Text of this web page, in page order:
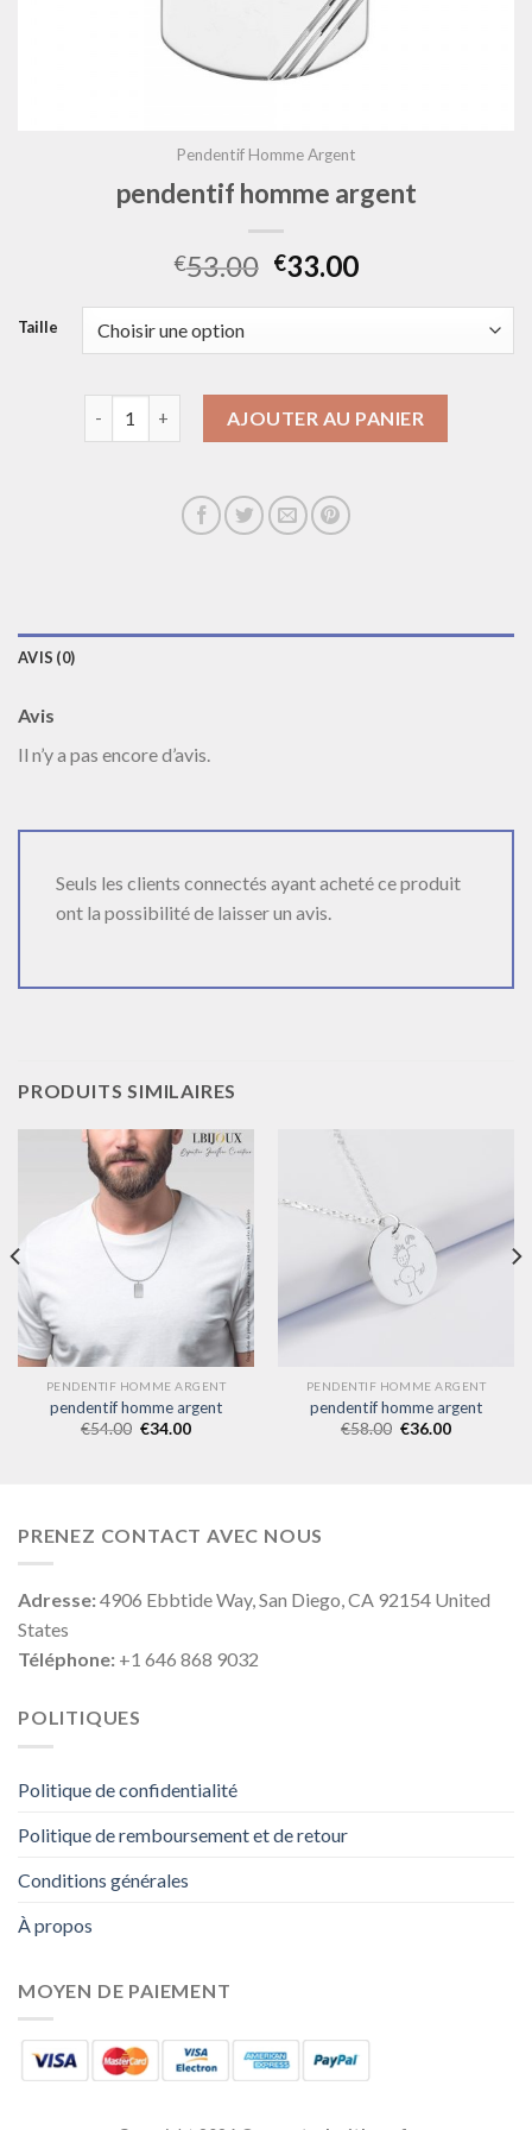
Pendentif Homme Argent
pendentif homme argent
€53.00 €33.00
Taille
AJOUTER AU PANIER
AVIS (0)
Avis
Il n’y a pas encore d’avis.
Seuls les clients connectés ayant acheté ce produit
ont la possibilité de laisser un avis.
PRODUITS SIMILAIRES
PENDENTIF HOMME ARGENT
pendentif homme argent
€54.00 €34.00
PENDENTIF HOMME ARGENT
pendentif homme argent
€58.00 €36.00
PRENEZ CONTACT AVEC NOUS
Adresse:4906 Ebbtide Way, San Diego, CA 92154 United
States
Téléphone: +1 646 868 9032
POLITIQUES
Politique de confidentialité
Politique de remboursement et de retour
Conditions générales
À propos
MOYEN DE PAIEMENT